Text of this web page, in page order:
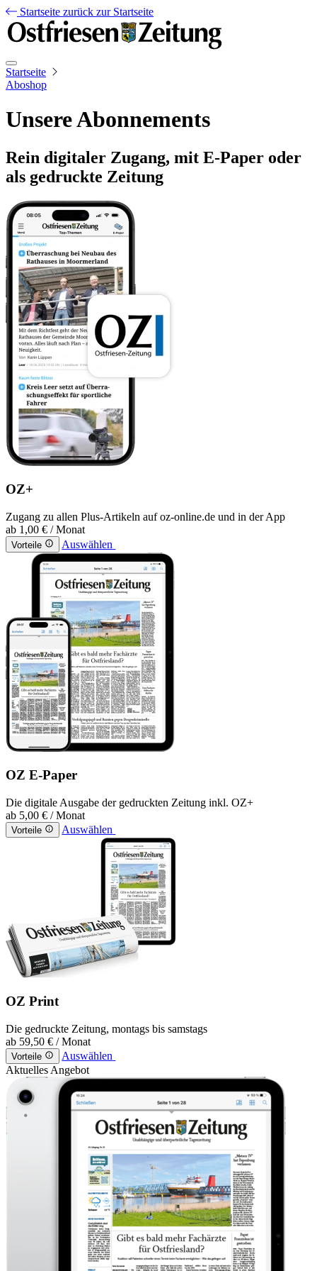
Startseite zurück zur Startseite
Startseite
Aboshop
Unsere Abonnements
Rein digitaler Zugang, mit E-Paper oder
als gedruckte Zeitung
OZ+
Zugang zu allen Plus-Artikeln auf oz-online.de und in der App
ab 1,00 € / Monat
Vorteile Auswählen
OZ E-Paper
Die digitale Ausgabe der gedruckten Zeitung inkl. OZ+
ab 5,00 € / Monat
Vorteile Auswählen
OZ Print
Die gedruckte Zeitung, montags bis samstags
ab 59,50 € / Monat
Vorteile
Auswählen
Aktuelles Angebot